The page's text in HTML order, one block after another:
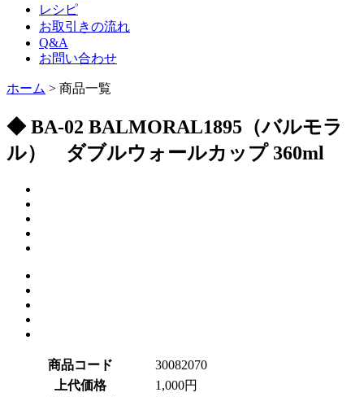
レシピ
お取引きの流れ
Q&A
お問い合わせ
ホーム > 商品一覧
◆ BA-02 BALMORAL1895（バルモラ
ル） ダブルウォールカップ 360ml
商品コード
30082070
上代価格
1,000円